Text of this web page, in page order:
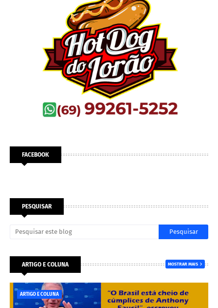
FACEBOOK
PESQUISAR
ARTIGO E COLUNA MOSTRAR MAIS
ARTIGO E COLUNA